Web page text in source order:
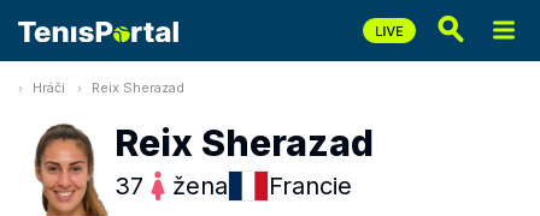
Hráči Reix Sherazad
Reix Sherazad
37 žena Francie